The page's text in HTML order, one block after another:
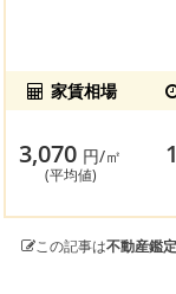
家賃相場
3,070 円/㎡
(平均値)
この記事は不動産鑑